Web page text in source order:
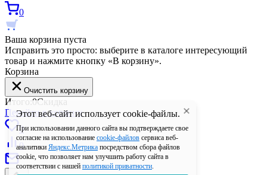
Этот веб-сайт использует cookie-файлы.
При использовании данного сайта вы подтверждаете свое
согласие на использование cookie-файлов сервиса веб-
аналитики Яндекс.Метрика посредством сбора файлов
cookie, что позволяет нам улучшить работу сайта в
соответствии с нашей политикой приватности.
0
Ваша корзина пуста
Исправить это просто: выберите в каталоге интересующий
товар и нажмите кнопку «В корзину».
Корзина
Очистить корзину
Итого:0Скидка
Перейти в корзину
0
0